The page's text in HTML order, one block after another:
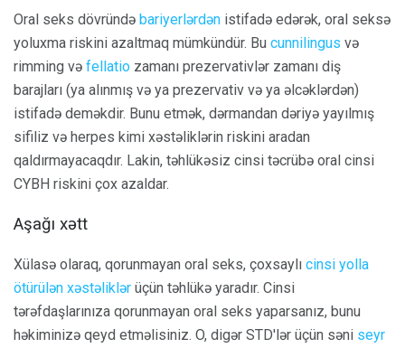
Oral seks dövründə bariyerlərdən istifadə edərək, oral seksə
yoluxma riskini azaltmaq mümkündür. Bu cunnilingus və
rimming və fellatio zamanı prezervativlər zamanı diş
barajları (ya alınmış və ya prezervativ və ya əlcəklərdən)
istifadə deməkdir. Bunu etmək, dərmandan dəriyə yayılmış
sifiliz və herpes kimi xəstəliklərin riskini aradan
qaldırmayacaqdır. Lakin, təhlükəsiz cinsi təcrübə oral cinsi
CYBH riskini çox azaldar.
Aşağı xətt
Xülasə olaraq, qorunmayan oral seks, çoxsaylı cinsi yolla
ötürülən xəstəliklər üçün təhlükə yaradır. Cinsi
tərəfdaşlarınıza qorunmayan oral seks yaparsanız, bunu
həkiminizə qeyd etməlisiniz. O, digər STD'lər üçün səni seyr